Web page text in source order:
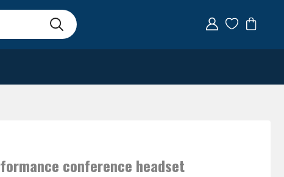
conference headset